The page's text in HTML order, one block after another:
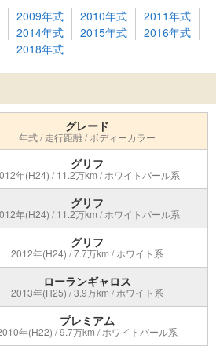
2009年式 2010年式
2011年式
2014年式 2015年式
2016年式
2018年式
グレード
年式 / 走行距離 / ボディーカラー
グリフ
年(H24) / 11.2万km / ホワイトパール系
グリフ
年(H24) / 11.2万km / ホワイトパール系
グリフ
2012年(H24) / 7.7万km / ホワイト系
ローランギャロス
2013年(H25) / 3.9万km / ホワイト系
プレミアム
年(H22) / 9.7万km / ホワイトパール系